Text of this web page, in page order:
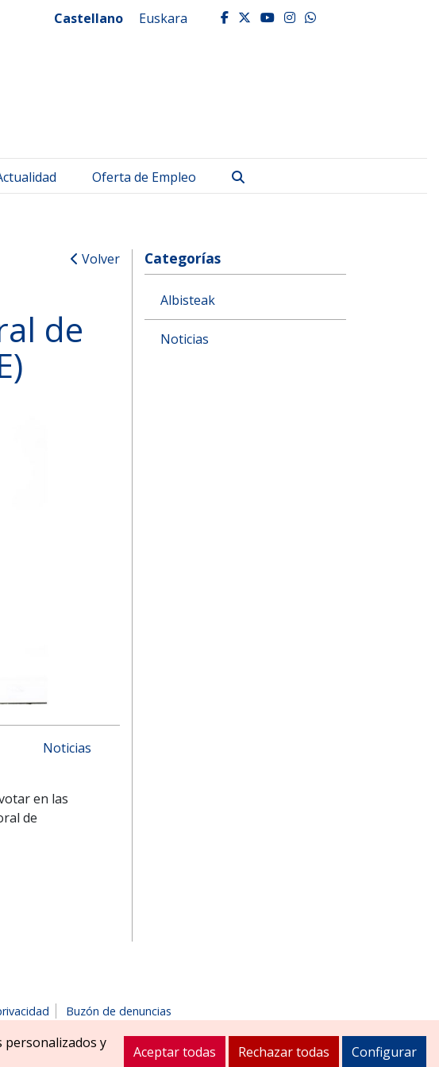
Castellano Euskara facebook
twitter
youtube
instagram
whatsapp
Oferta de Empleo
Volver
de
Noticias
en las
de
Categorías
Albisteak
Noticias
Buzón de denuncias
Tel. 948 181900 ayuntamiento@zizurmayor.es
personalizados y
Aceptar todas Rechazar todas Configurar